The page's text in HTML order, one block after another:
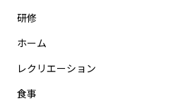
研修
ホーム
レクリエーション
食事